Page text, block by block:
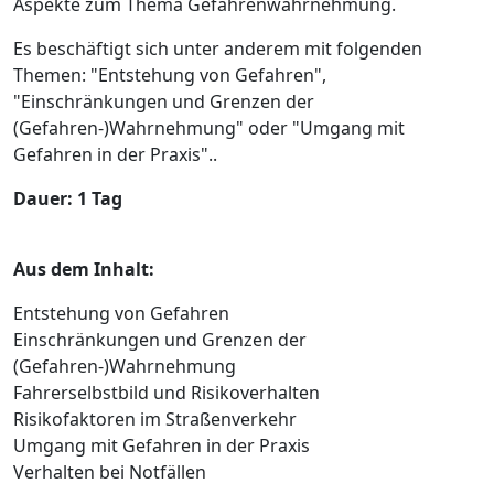
Es beschäftigt sich unter anderem mit folgenden
Themen: "Entstehung von Gefahren",
"Einschränkungen und Grenzen der
(Gefahren-)Wahrnehmung" oder "Umgang mit
Gefahren in der Praxis"..
Dauer: 1 Tag
Aus dem Inhalt:
Entstehung von Gefahren
Einschränkungen und Grenzen der
(Gefahren-)Wahrnehmung
Fahrerselbstbild und Risikoverhalten
Risikofaktoren im Straßenverkehr
Umgang mit Gefahren in der Praxis
Verhalten bei Notfällen